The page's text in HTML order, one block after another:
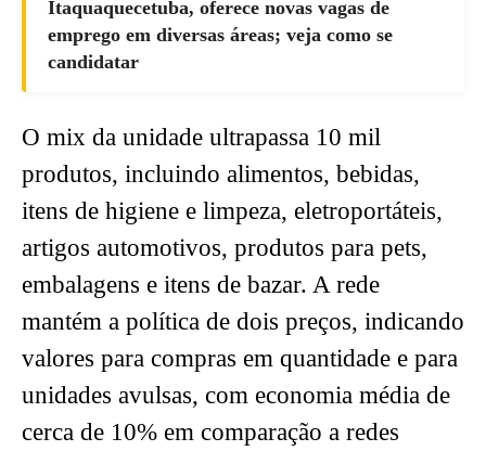
Itaquaquecetuba, oferece novas vagas de
emprego em diversas áreas; veja como se
candidatar
O mix da unidade ultrapassa 10 mil
produtos, incluindo alimentos, bebidas,
itens de higiene e limpeza, eletroportáteis,
artigos automotivos, produtos para pets,
embalagens e itens de bazar. A rede
mantém a política de dois preços, indicando
valores para compras em quantidade e para
unidades avulsas, com economia média de
cerca de 10% em comparação a redes